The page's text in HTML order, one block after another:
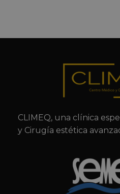
CLIMEQ, una clínica
y Cirugía estética